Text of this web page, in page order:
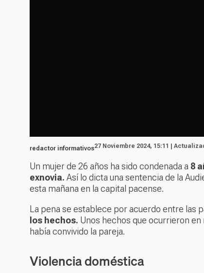
redactor informativos27 Noviembre 2024, 15:11 |
Un mujer de 26 años ha sido condenada a 8
exnovia. Así lo dicta una sentencia de la
esta mañana en la capital pacense.
La pena se establece por acuerdo entre las
los hechos. Unos hechos que ocurrieron en
había convivido la pareja.
Violencia doméstica